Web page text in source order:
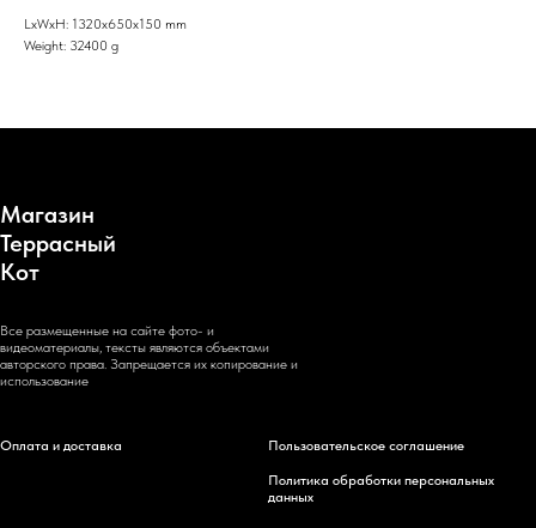
LxWxH: 1320x650x150 mm
Weight: 32400 g
Магазин
Террасный
Кот
Все размещенные на сайте фото- и
видеоматериалы, тексты являются объектами
авторского права. Запрещается их копирование и
использование
Оплата и доставка Пользовательское соглашение
Политика обработки персональных
данных